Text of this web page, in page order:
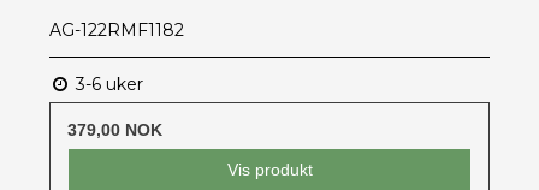
AG-122RMF1182
3-6 uker
379,00 NOK
Vis produkt